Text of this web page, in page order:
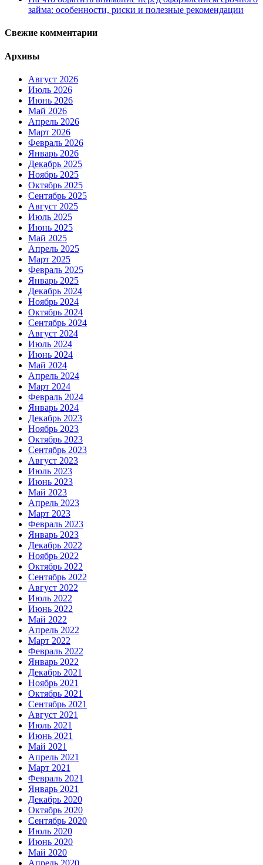
займа: особенности, риски и полезные рекомендации
Свежие комментарии
Архивы
Август 2026
Июль 2026
Июнь 2026
Май 2026
Апрель 2026
Март 2026
Февраль 2026
Январь 2026
Декабрь 2025
Ноябрь 2025
Октябрь 2025
Сентябрь 2025
Август 2025
Июль 2025
Июнь 2025
Май 2025
Апрель 2025
Март 2025
Февраль 2025
Январь 2025
Декабрь 2024
Ноябрь 2024
Октябрь 2024
Сентябрь 2024
Август 2024
Июль 2024
Июнь 2024
Май 2024
Апрель 2024
Март 2024
Февраль 2024
Январь 2024
Декабрь 2023
Ноябрь 2023
Октябрь 2023
Сентябрь 2023
Август 2023
Июль 2023
Июнь 2023
Май 2023
Апрель 2023
Март 2023
Февраль 2023
Январь 2023
Декабрь 2022
Ноябрь 2022
Октябрь 2022
Сентябрь 2022
Август 2022
Июль 2022
Июнь 2022
Май 2022
Апрель 2022
Март 2022
Февраль 2022
Январь 2022
Декабрь 2021
Ноябрь 2021
Октябрь 2021
Сентябрь 2021
Август 2021
Июль 2021
Июнь 2021
Май 2021
Апрель 2021
Март 2021
Февраль 2021
Январь 2021
Декабрь 2020
Октябрь 2020
Сентябрь 2020
Июль 2020
Июнь 2020
Май 2020
Апрель 2020